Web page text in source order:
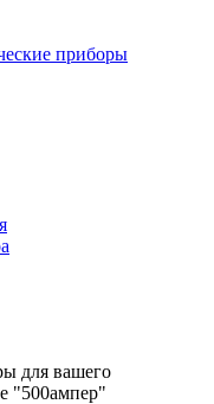
приборы
для вашего
"500ампер"